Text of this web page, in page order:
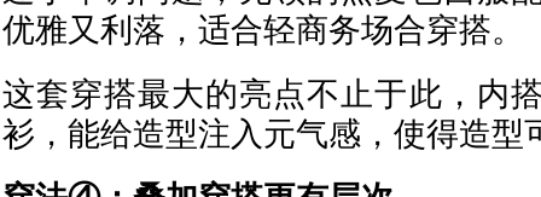
优雅又利落，适合轻商务场合穿搭。
这套穿搭最大的亮点不止于此，内
衫，能给造型注入元气感，使得造型